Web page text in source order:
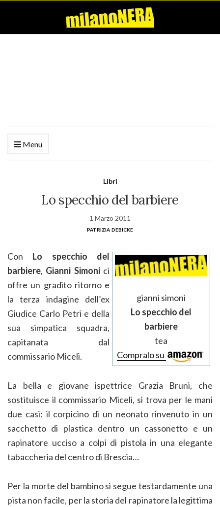
Menu
Libri
Lo specchio del barbiere
1 Marzo 2011
patrizia debicke
gianni simoni
Lo specchio del
barbiere
tea
Compralo su
Con Lo specchio del
barbiere, Gianni Simonici
offre un gradito ritorno e
la terza indagine dell’ex
Giudice Carlo Petri e della
sua simpatica squadra,
capitanata dal
commissario Miceli.
La bella e giovane ispettrice Grazia Bruni, che
sostituisce il commissario Miceli, si trova per le mani
due casi: il corpicino di un neonato rinvenuto in un
sacchetto di plastica dentro un cassonetto e un
rapinatore ucciso a colpi di pistola in una elegante
tabaccheria del centro di Brescia…
Per la morte del bambino si segue testardamente una
pista non facile, per la storia del rapinatore la legittima